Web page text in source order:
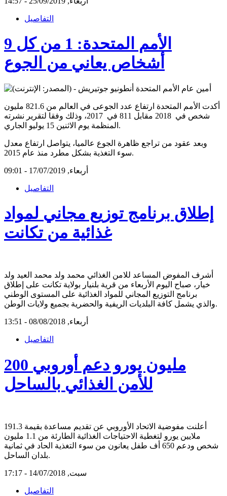
التفاصيل
الأمم المتحدة: 1 من كل 9
أشخاص يعاني من الجوع
أكدت الأمم المتحدة ارتفاع عدد الجوعى في العالم من 821.6 مليون
شخص في 2018 مقابل 811 في 2017، وذلك وفقا لتقرير نشرته
المنظمة يوم الاثنين 15 يوليو الجاري.
وبعد عقود من تراجع ظاهرة الجوع عالميا، يتواصل ارتفاع معدل
سوء التغذية بشكل مطرد منذ عام 2015.
أربعاء, 17/07/2019 - 09:01
التفاصيل
إطلاق برنامج توزيع مجاني لمواد
غذائية من تكانت
أشرف المفوض المساعد للامن الغذائي محمد ولد محمد العيد ولد
خيار، صباح اليوم الأربعاء من قرية بلنيار بولاية تكانت على إطلاق
برنامج التوزيع المجاني للمواد الغذائية على المستوى الوطني
والذي يشمل كافة البلديات الريفية والحضرية بجميع ولايات الوطن.
أربعاء, 08/08/2018 - 13:51
التفاصيل
200 مليون يورو دعم أوروبي
للأمن الغذائي بالساحل
أعلنت مفوضية الاتحاد الأوروبي عن تقديم مساعدة بقيمة 191.3
ملايين يورو لتغطية الاحتياجات الغذائية الطارئة من 1.1 مليون
شخص ودعم 650 أف طفل يعانون من سوء التغذية الحاد في ثمانية
بلدان الساحل.
سبت, 14/07/2018 - 17:17
التفاصيل